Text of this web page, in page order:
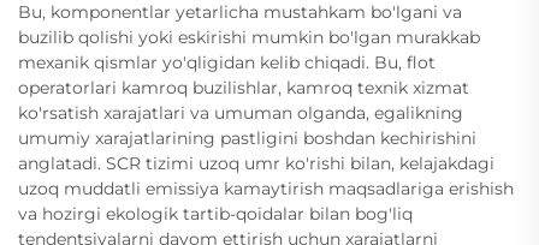
Bu, komponentlar yetarlicha mustahkam bo'lgani va
buzilib qolishi yoki eskirishi mumkin bo'lgan murakkab
mexanik qismlar yo'qligidan kelib chiqadi. Bu, flot
operatorlari kamroq buzilishlar, kamroq texnik xizmat
ko'rsatish xarajatlari va umuman olganda, egalikning
umumiy xarajatlarining pastligini boshdan kechirishini
anglatadi. SCR tizimi uzoq umr ko'rishi bilan, kelajakdagi
uzoq muddatli emissiya kamaytirish maqsadlariga erishish
va hozirgi ekologik tartib-qoidalar bilan bog'liq
tendentsiyalarni davom ettirish uchun xarajatlarni